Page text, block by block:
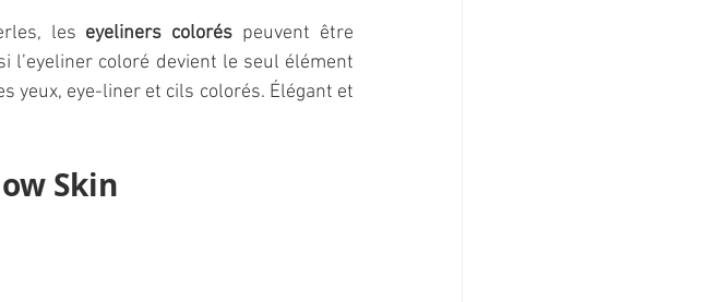
les eyeliners colorés peuvent être
l’eyeliner coloré devient le seul élément
yeux, eye-liner et cils colorés. Élégant et
Skin